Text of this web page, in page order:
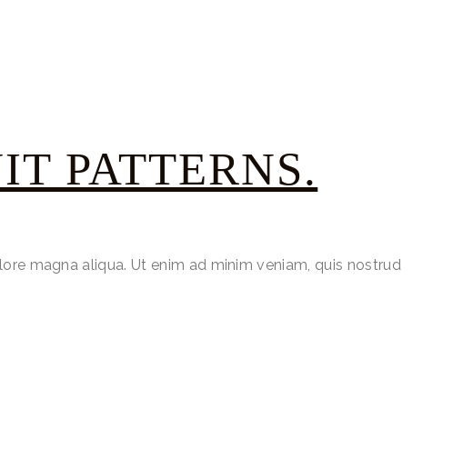
PATTERNS.
magna aliqua. Ut enim ad minim veniam, quis nostrud